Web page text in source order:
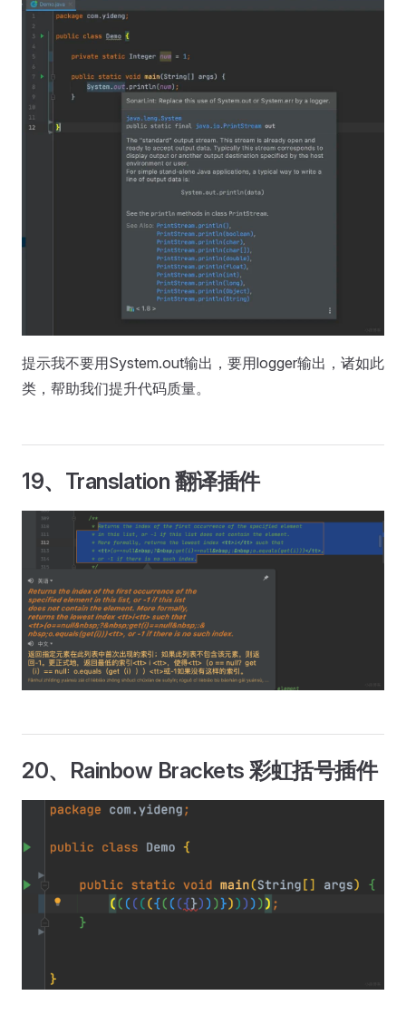
提示我不要用System.out输出，要用logger输出，诸如此
类，帮助我们提升代码质量。
19、Translation 翻译插件
20、Rainbow Brackets 彩虹括号插件